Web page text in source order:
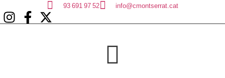
al
93 691 97 52 info@cmontserrat.cat